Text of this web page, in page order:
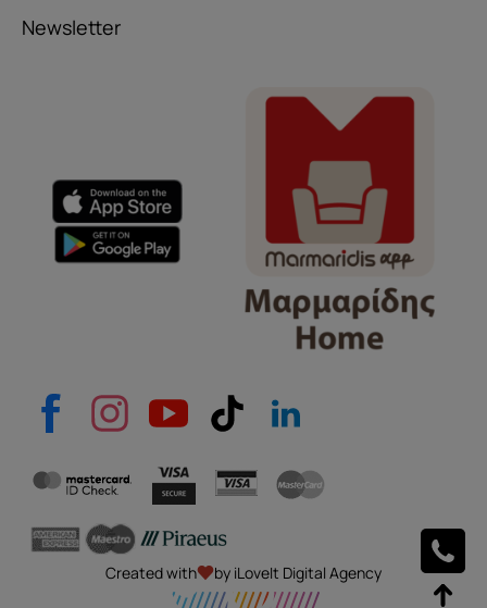
e-mail
Το μήνυμά σας
Newsletter
Created with by iLoveIt Digital Agency